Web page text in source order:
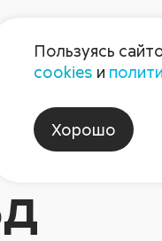
Компания
Пользуясь
cookies и
Хорошо